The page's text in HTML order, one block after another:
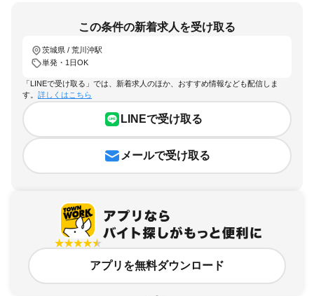
この条件の新着求人を受け取る
茨城県 / 荒川沖駅
単発・1日OK
「LINEで受け取る」では、新着求人のほか、おすすめ情報なども配信しま
す。 詳しくはこちら
LINEで受け取る
メールで受け取る
アプリを無料ダウンロード